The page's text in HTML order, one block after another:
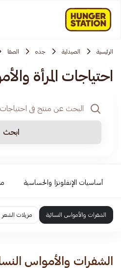
الرئيسية الصيدلية جده الصفا
احتياجات المرأة
ابحث
أساسيات الإنفلونزا والحساسية
الشفرات والأمواس النسائية مزيلات الشعر
الشفرات والأمواس